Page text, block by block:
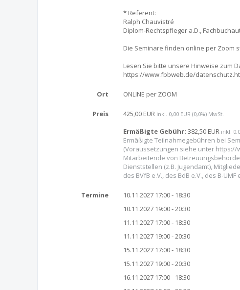
* Referent:
Ralph Chauvistré
Diplom-Rechtspfleger a.D.,
Die Seminare finden online per Zoom
Lesen Sie bitte unsere Hinweise zum
https://www.fbbweb.de/
Ort ONLINE per ZOOM
Preis 425,00 EUR inkl. 0,00 EUR (0,0%) MwSt.
Ermäßigte Gebühr: 382,50 EUR inkl.
Ermäßigte Teilnahmegebühren bei
(Voraussetzungen siehe unter
Mitarbeitende von
Dienststellen (z.B. Jugendamt),
des BVfB e.V., des BdB e.V., des B-UMF
Termine
10.11.2027 17:00 - 18:30
10.11.2027 19:00 - 20:30
11.11.2027 17:00 - 18:30
11.11.2027 19:00 - 20:30
15.11.2027 17:00 - 18:30
15.11.2027 19:00 - 20:30
16.11.2027 17:00 - 18:30